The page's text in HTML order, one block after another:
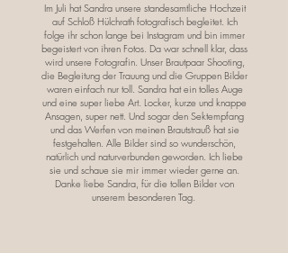
Im Juli hat Sandra unsere standesamtliche Hochzeit
auf Schloß Hülchrath fotografisch begleitet. Ich
folge ihr schon lange bei Instagram und bin immer
begeistert von ihren Fotos. Da war schnell klar, dass
wird unsere Fotografin. Unser Brautpaar Shooting,
die Begleitung der Trauung und die Gruppen Bilder
waren einfach nur toll. Sandra hat ein tolles Auge
und eine super liebe Art. Locker, kurze und knappe
Ansagen, super nett. Und sogar den Sektempfang
und das Werfen von meinen Brautstrauß hat sie
festgehalten. Alle Bilder sind so wunderschön,
natürlich und naturverbunden geworden. Ich liebe
sie und schaue sie mir immer wieder gerne an.
Danke liebe Sandra, für die tollen Bilder von
unserem besonderen Tag.